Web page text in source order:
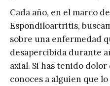
Cada año, en el marco
Espondiloartritis,
sobre una enfermedad
desapercibida durante
axial. Si has tenido
conoces a alguien que